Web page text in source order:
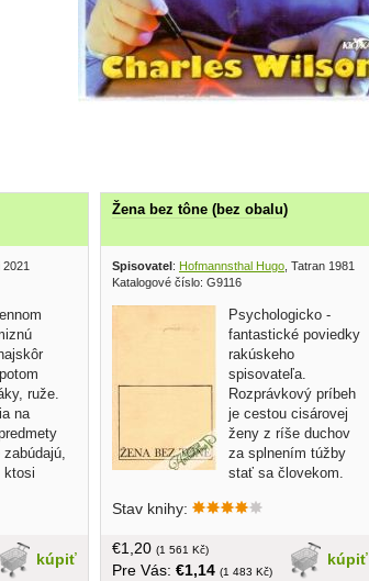
2021
ruže.
na
ktosi
si,
patrí
snaží
kúpiť
Žena bez tône (bez obalu)
Spisovatel: Hofmannsthal Hugo , Tatran 1981
Katalogové číslo: G9116
Psychologicko -
fantastické poviedky
rakúskeho
spisovateľa.
Rozprávkový príbeh
je cestou cisárovej
ženy z ríše duchov
za splnením túžby
stať sa človekom.
získať tieň... tvrdá väzba, bez obalu,
strane venovanie
Stav knihy:
kúpiť
€1,20 (1 561 Kč)
Pre Vás: €1,14 (1 483 Kč)